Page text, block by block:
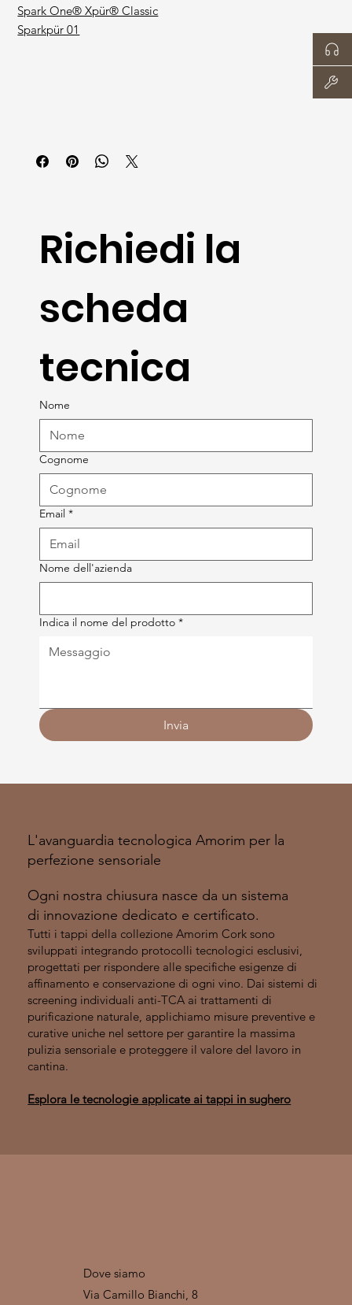
Spark One® Xpür® Classic
Sparkpür 01
Richiedi la
scheda
tecnica
Nome
Cognome
Email *
Nome dell'azienda
Indica il nome del prodotto *
Invia
L'avanguardia tecnologica Amorim per la
perfezione sensoriale
Ogni nostra chiusura nasce da un sistema
di innovazione dedicato e certificato.
Tutti i tappi della collezione Amorim Cork sono
sviluppati integrando protocolli tecnologici esclusivi,
progettati per rispondere alle specifiche esigenze di
affinamento e conservazione di ogni vino. Dai sistemi di
screening individuali anti-TCA ai trattamenti di
purificazione naturale, applichiamo misure preventive e
curative uniche nel settore per garantire la massima
pulizia sensoriale e proteggere il valore del lavoro in
cantina.
Esplora le tecnologie applicate ai tappi in sughero
Dove siamo
Via Camillo Bianchi, 8